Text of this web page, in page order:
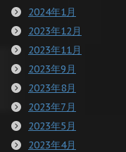
2024年1月
2023年12月
2023年11月
2023年9月
2023年8月
2023年7月
2023年5月
2023年4月